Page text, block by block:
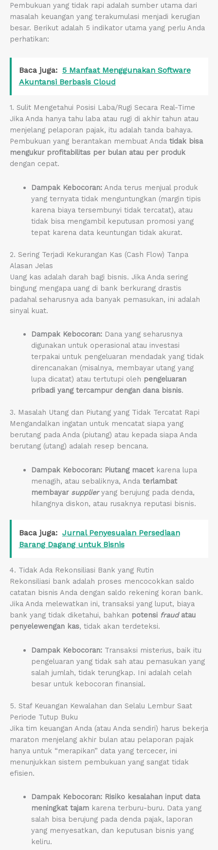
Pembukuan yang tidak rapi adalah sumber utama dari
masalah keuangan yang terakumulasi menjadi kerugian
besar. Berikut adalah 5 indikator utama yang perlu Anda
perhatikan:
Baca juga:
5 Manfaat Menggunakan Software
Akuntansi Berbasis Cloud
1. Sulit Mengetahui Posisi Laba/Rugi Secara Real-Time
Jika Anda hanya tahu laba atau rugi di akhir tahun atau
menjelang pelaporan pajak, itu adalah tanda bahaya.
Pembukuan yang berantakan membuat Anda tidak bisa
mengukur profitabilitas per bulan atau per produk
dengan cepat.
Dampak Kebocoran:Anda terus menjual produk
yang ternyata tidak menguntungkan (margin tipis
karena biaya tersembunyi tidak tercatat), atau
tidak bisa mengambil keputusan promosi yang
tepat karena data keuntungan tidak akurat.
2. Sering Terjadi Kekurangan Kas (Cash Flow) Tanpa
Alasan Jelas
Uang kas adalah darah bagi bisnis. Jika Anda sering
bingung mengapa uang di bank berkurang drastis
padahal seharusnya ada banyak pemasukan, ini adalah
sinyal kuat.
Dampak Kebocoran:Dana yang seharusnya
digunakan untuk operasional atau investasi
terpakai untuk pengeluaran mendadak yang tidak
direncanakan (misalnya, membayar utang yang
lupa dicatat) atau tertutupi oleh pengeluaran
pribadi yang tercampur dengan dana bisnis.
3. Masalah Utang dan Piutang yang Tidak Tercatat Rapi
Mengandalkan ingatan untuk mencatat siapa yang
berutang pada Anda (piutang) atau kepada siapa Anda
berutang (utang) adalah resep bencana.
Dampak Kebocoran: Piutang macetkarena lupa
menagih, atau sebaliknya, Anda terlambat
membayar supplieryang berujung pada denda,
hilangnya diskon, atau rusaknya reputasi bisnis.
Baca juga: Jurnal Penyesuaian Persediaan
Barang Dagang untuk Bisnis
4. Tidak Ada Rekonsiliasi Bank yang Rutin
Rekonsiliasi bank adalah proses mencocokkan saldo
catatan bisnis Anda dengan saldo rekening koran bank.
Jika Anda melewatkan ini, transaksi yang luput, biaya
bank yang tidak diketahui, bahkan potensi fraudatau
penyelewengan kas, tidak akan terdeteksi.
Dampak Kebocoran:Transaksi misterius, baik itu
pengeluaran yang tidak sah atau pemasukan yang
salah jumlah, tidak terungkap. Ini adalah celah
besar untuk kebocoran finansial.
5. Staf Keuangan Kewalahan dan Selalu Lembur Saat
Periode Tutup Buku
Jika tim keuangan Anda (atau Anda sendiri) harus bekerja
maraton menjelang akhir bulan atau pelaporan pajak
hanya untuk “merapikan” data yang tercecer, ini
menunjukkan sistem pembukuan yang sangat tidak
efisien.
Dampak Kebocoran: Risiko kesalahan input data
meningkat tajamkarena terburu-buru. Data yang
salah bisa berujung pada denda pajak, laporan
yang menyesatkan, dan keputusan bisnis yang
keliru.